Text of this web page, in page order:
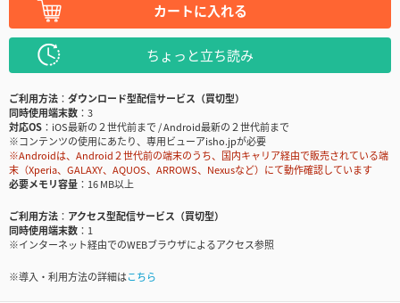
カートに入れる
ちょっと立ち読み
ご利用方法
ダウンロード型配信サービス（買切型）
同時使用端末数
3
対応OS
iOS最新の２世代前まで / Android最新の２世代前まで
※コンテンツの使用にあたり、専用ビューアisho.jpが必要
※Androidは、Android２世代前の端末のうち、国内キャリア経由で販売されている端
末（Xperia、GALAXY、AQUOS、ARROWS、Nexusなど）にて動作確認しています
必要メモリ容量
16 MB以上
ご利用方法
アクセス型配信サービス（買切型）
同時使用端末数
1
※インターネット経由でのWEBブラウザによるアクセス参照
※導入・利用方法の詳細はこちら